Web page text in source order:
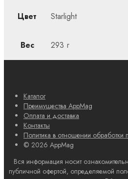
Цвет Starlight
Вес 293 г
Каталог
Преимущества AppMag
Оплата и доставка
Контакты
Политика в отношении
© 2026 AppMag
Вся информация носит
публичной офертой, определяемой